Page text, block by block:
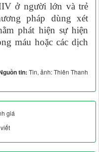
ở người lớn và trẻ
pháp dùng xét
phát hiện sự hiện
máu hoặc các dịch
tin: Tin, ảnh: Thiên Thanh
giá